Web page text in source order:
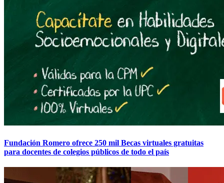
Fundación Romero ofrece 250 mil Becas virtuales gratuitas
para docentes de colegios públicos de todo el país